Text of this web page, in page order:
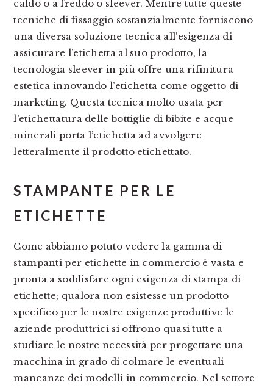
caldo o a freddo o sleever. Mentre tutte queste
tecniche di fissaggio sostanzialmente forniscono
una diversa soluzione tecnica all’esigenza di
assicurare l’etichetta al suo prodotto, la
tecnologia sleever in più offre una rifinitura
estetica innovando l’etichetta come oggetto di
marketing. Questa tecnica molto usata per
l’etichettatura delle bottiglie di bibite e acque
minerali porta l’etichetta ad avvolgere
letteralmente il prodotto etichettato.
STAMPANTE PER LE
ETICHETTE
Come abbiamo potuto vedere la gamma di
stampanti per etichette in commercio è vasta e
pronta a soddisfare ogni esigenza di stampa di
etichette; qualora non esistesse un prodotto
specifico per le nostre esigenze produttive le
aziende produttrici si offrono quasi tutte a
studiare le nostre necessità per progettare una
macchina in grado di colmare le eventuali
mancanze dei modelli in commercio. Nel settore